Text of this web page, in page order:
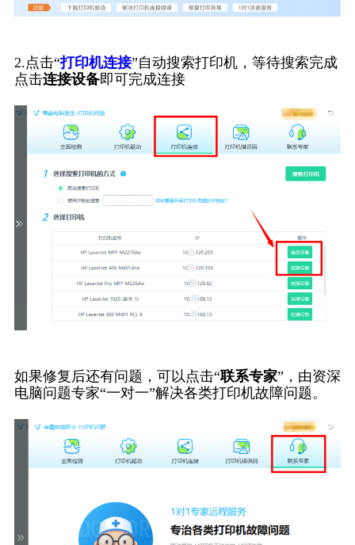
2.点击“打印机连接”自动搜索打印机，等待搜索完成
点击连接设备即可完成连接
如果修复后还有问题，可以点击“联系专家”，由资深
电脑问题专家“一对一”解决各类打印机故障问题。